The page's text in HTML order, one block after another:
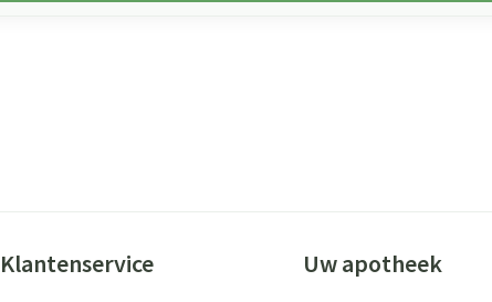
Klantenservice Uw apotheek